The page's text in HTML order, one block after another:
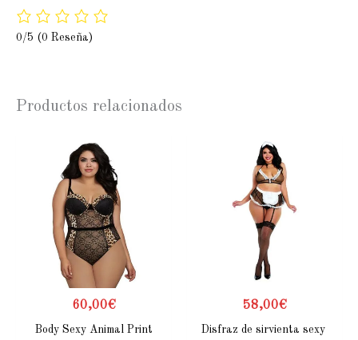
0/5 (0 Reseña)
Productos relacionados
60,00€
Body Sexy Animal Print
58,00€
Disfraz de sirvienta sexy